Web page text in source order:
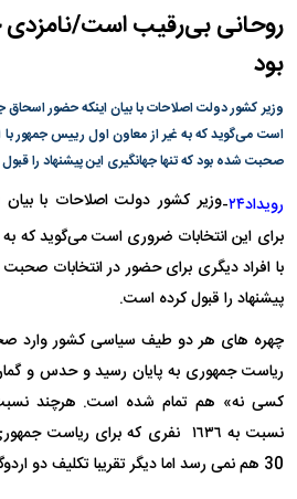
روحانی بی‌رقیب است/
بود
وزیر کشور دولت اصلاحات با بیان اینکه حضور اسحاق
است می‌گوید که به غیر از معاون اول رییس جمهور با
صحبت شده بود که تنها جهانگیری این پیشنهاد را
رویداد۲۴ -وزیر کشور دولت اصلاحات با
برای این انتخابات ضروری است می‌گوید که
با افراد دیگری برای حضور در انتخابات
پیشنهاد را قبول کرده است.
چهره های هر دو طیف سیاسی کشور وارد
ریاست جمهوری به پایان رسید و حدس و
کسی نه» هم تمام شده است. هرچند نسبتِ
نسبت به ١٦٣٦ نفری که برای
30 هم نمی رسد اما دیگر تقریبا تکلیف دو اردوگاه سیاسی کشور معلوم است.